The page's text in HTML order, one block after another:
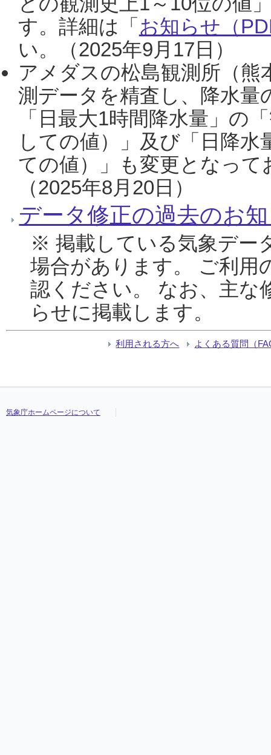
す。詳細は「 お知らせ（
い。（2025年9月17日）
アメダスの松島観測所（熊
測データを精査し、降水
「日最大1時間降水量」の
しての値）」及び「日降
ての値）」も変更となっ
（2025年8月20日）
データ修正の過去のお
※ 掲載している気象デー
場合があります。 ご利用
認ください。 なお、主な
らせに掲載します。
利用される方へ よくある質問（
気象庁ホームページについて